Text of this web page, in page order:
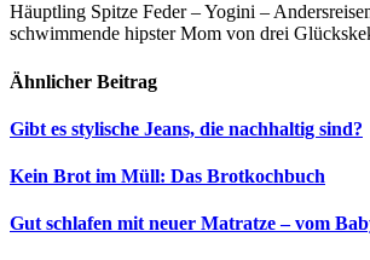
Häuptling Spitze Feder – Yogini –
schwimmende hipster Mom von drei
Ähnlicher Beitrag
Gibt es stylische Jeans, die nachhaltig sind?
Kein Brot im Müll: Das Brotkochbuch
Gut schlafen mit neuer Matratze – vom